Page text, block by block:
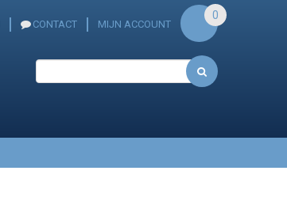
CONTACT MIJN ACCOUNT
0